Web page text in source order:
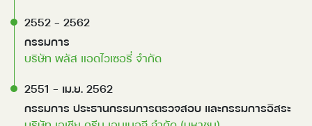
2552 - 2562
กรรมการ
บริษัท พลัส แอดไวเซอรี่ จำกัด
2551 - เม.ย. 2562
กรรมการ ประธานกรรมการตรวจสอบ และกรรมการอิสระ